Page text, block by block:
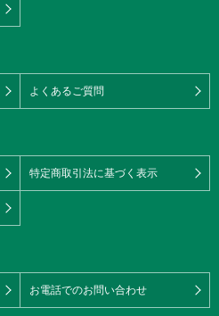
よくあるご質問
特定商取引法に基づく表示
お電話でのお問い合わせ